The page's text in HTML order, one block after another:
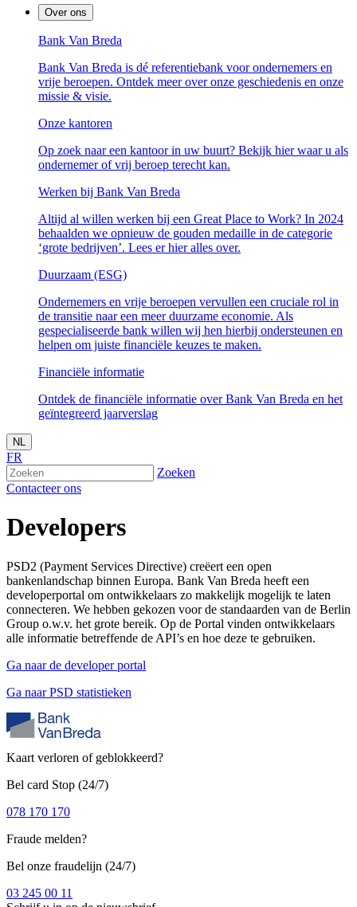
Over ons
Bank Van Breda
Bank Van Breda is dé referentiebank voor ondernemers en
vrije beroepen. Ontdek meer over onze geschiedenis en onze
missie & visie.
Onze kantoren
Op zoek naar een kantoor in uw buurt? Bekijk hier waar u als
ondernemer of vrij beroep terecht kan.
Werken bij Bank Van Breda
Altijd al willen werken bij een Great Place to Work? In 2024
behaalden we opnieuw de gouden medaille in de categorie
‘grote bedrijven’. Lees er hier alles over.
Duurzaam (ESG)
Ondernemers en vrije beroepen vervullen een cruciale rol in
de transitie naar een meer duurzame economie. Als
gespecialiseerde bank willen wij hen hierbij ondersteunen en
helpen om juiste financiële keuzes te maken.
Financiële informatie
Ontdek de financiële informatie over Bank Van Breda en het
geïntegreerd jaarverslag
NL
FR
Zoeken
Contacteer ons
Developers
PSD2 (Payment Services Directive) creëert een open
bankenlandschap binnen Europa. Bank Van Breda heeft een
developerportal om ontwikkelaars zo makkelijk mogelijk te laten
connecteren. We hebben gekozen voor de standaarden van de Berlin
Group o.w.v. het grote bereik. Op de Portal vinden ontwikkelaars
alle informatie betreffende de API’s en hoe deze te gebruiken.
Ga naar de developer portal
Ga naar PSD statistieken
Kaart verloren of geblokkeerd?
Bel card Stop (24/7)
078 170 170
Fraude melden?
Bel onze fraudelijn (24/7)
03 245 00 11